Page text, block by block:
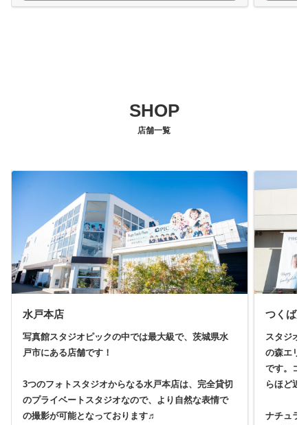
SHOP
店舗一覧
水戸本店
写真館スタジオピックの中では最大級で、茨城県水
戸市にある店舗です！
3つのフォトスタジオからなる水戸本店は、完全貸切
のプライベートスタジオなので、より自然な表情で
の撮影が可能となっております♬
つくば店
スタジオ
の森エリ
です。コ
らほど近
ナチュラ